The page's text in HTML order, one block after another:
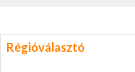
Régióválasztó